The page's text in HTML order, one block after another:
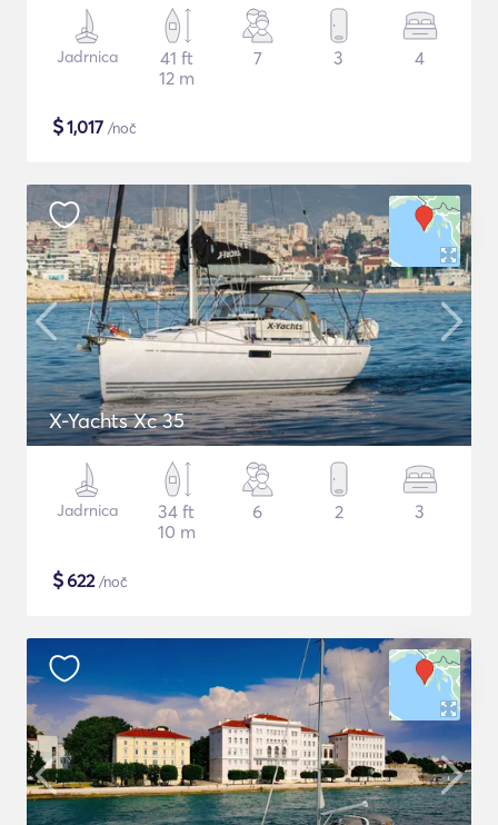
Jadrnica
41 ft
12 m
7 3 4
$1,017 /noč
X-Yachts Xc 35
Jadrnica
34 ft
10 m
6 2 3
$622/noč